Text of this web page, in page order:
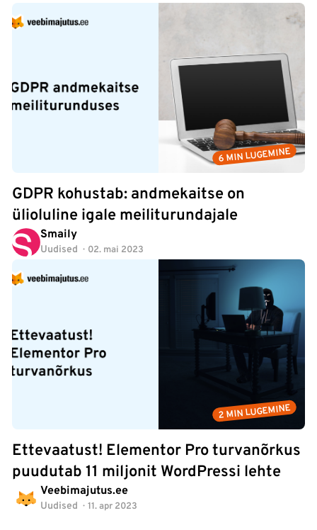
6 MIN LUGEMINE
GDPR kohustab: andmekaitse on
ülioluline igale meiliturundajale
Smaily
Uudised 02. mai 2023
2 MIN LUGEMINE
Ettevaatust! Elementor Pro turvanõrkus
puudutab 11 miljonit WordPressi lehte
Veebimajutus.ee
Uudised 11. apr 2023